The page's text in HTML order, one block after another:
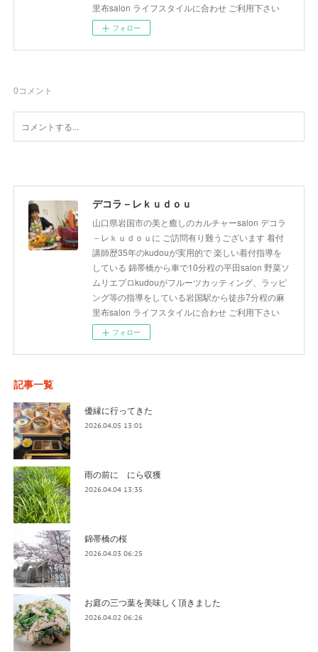
里布salon ライフスタイルに合わせ ご利用下さい
フォロー
0コメント
デコラ－レｋｕｄｏｕ
山口県岩国市の美と癒しのカルチャーsalon デコラ
－レｋｕｄｏｕに ご訪問有り難うございます 着付
講師歴35年のkudouが実用的で 楽しい着付指導を
している 錦帯橋から車で10分程の平田salon 野菜ソ
ムリエプロkudouがフルーツカッティング、ラッピ
ング等の指導をしている岩国駅から徒歩7分程の麻
里布salon ライフスタイルに合わせ ご利用下さい
フォロー
記事一覧
優縁に行ってきた
2026.04.05 13:01
雨の前に にら収獲
2026.04.04 13:35
錦帯橋の桜
2026.04.03 06:25
お庭の三つ葉を美味しく頂きました
2026.04.02 06:26